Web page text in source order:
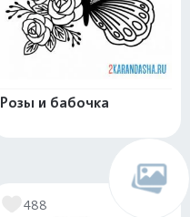
Розы и бабочка
488